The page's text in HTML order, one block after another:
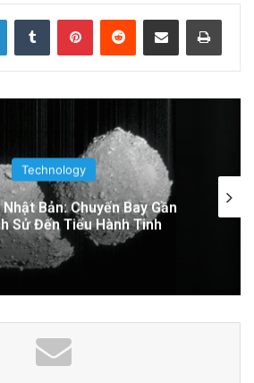
ago
LinkedInTumblr PinterestReddit Share via Email Print
Technology
AI Bị Rút Gấp Vì Cơn Bão
Deepfake